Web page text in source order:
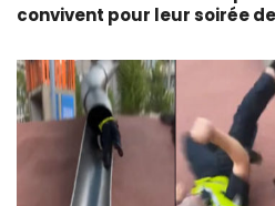
convivent pour leur soirée